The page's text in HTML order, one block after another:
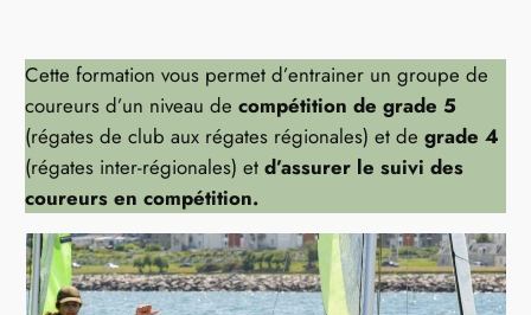
Cette formation vous permet d’entrainer un groupe de
coureurs d’un niveau decompétition de grade 5
(régates de club aux régates régionales) et degrade 4
(régates inter-régionales) etd’assurer le suivi des
coureurs en compétition.